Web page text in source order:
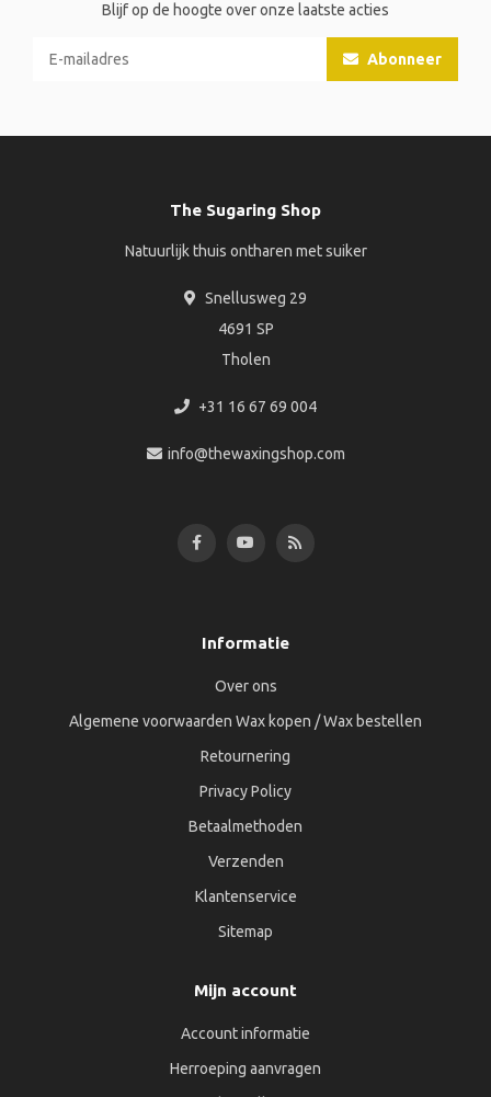
Blijf op de hoogte over onze laatste acties
Abonneer
The Sugaring Shop
Natuurlijk thuis ontharen met suiker
Snellusweg 29
4691 SP
Tholen
+31 16 67 69 004
info@thewaxingshop.com
Informatie
Over ons
Algemene voorwaarden Wax kopen / Wax bestellen
Retournering
Privacy Policy
Betaalmethoden
Verzenden
Klantenservice
Sitemap
Mijn account
Account informatie
Herroeping aanvragen